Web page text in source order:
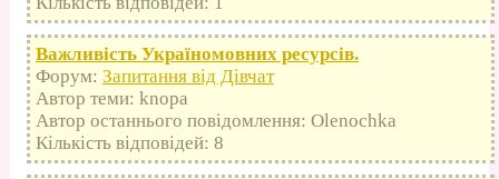
Важливість Україномовних ресурсів.
Форум: Запитання від Дівчат
Автор теми: knopa
Автор останнього повідомлення: Olenochka
Кількість відповідей: 8